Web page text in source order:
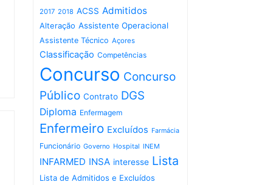
2017 2018 ACSS Admitidos
Alteração Assistente Operacional
Assistente Técnico Açores
Classificação Competências
Concurso Concurso
Público Contrato DGS
Diploma Enfermagem
Enfermeiro Excluídos Farmácia
Funcionário Governo Hospital INEM
INFARMED INSA interesse Lista
Lista de Admitidos e Excluídos